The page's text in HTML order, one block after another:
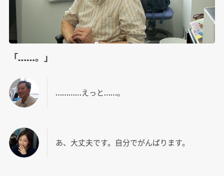
「……。」
…………えっと……。
あ、大丈夫です。自分でがんばります。